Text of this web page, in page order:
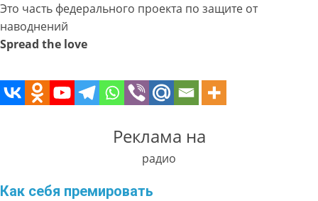
Это часть федерального проекта по защите от
наводнений
Spread the love
Реклама на
радио
Как себя премировать